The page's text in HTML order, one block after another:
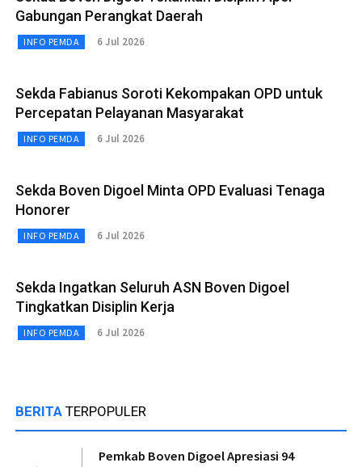
Gabungan Perangkat Daerah
INFO PEMDA 6 Jul 2026
Sekda Fabianus Soroti Kekompakan OPD untuk
Percepatan Pelayanan Masyarakat
INFO PEMDA 6 Jul 2026
Sekda Boven Digoel Minta OPD Evaluasi Tenaga
Honorer
INFO PEMDA 6 Jul 2026
Sekda Ingatkan Seluruh ASN Boven Digoel
Tingkatkan Disiplin Kerja
INFO PEMDA 6 Jul 2026
BERITA TERPOPULER
Pemkab Boven Digoel Apresiasi 94